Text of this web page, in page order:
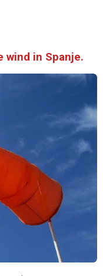
wind in Spanje.